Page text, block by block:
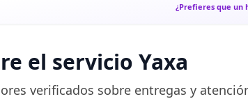
¿Prefieres que un
el servicio Yaxa
verificados sobre entregas y